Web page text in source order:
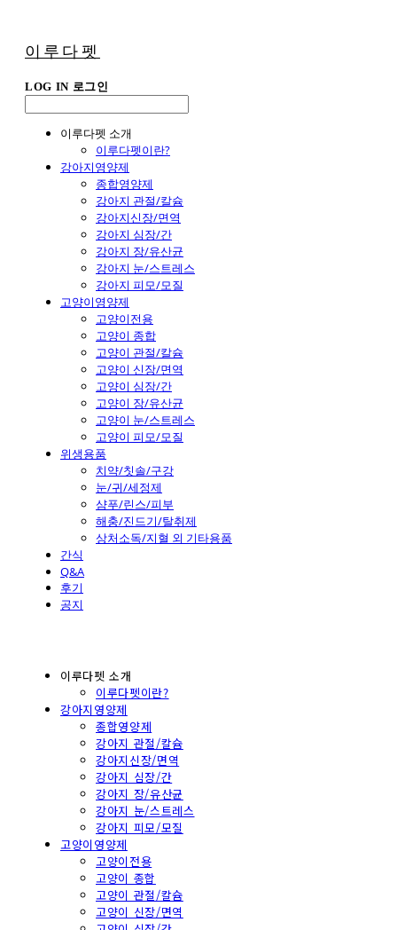
이루다펫
LOG IN 로그인
이루다펫 소개
이루다펫이란?
강아지영양제
종합영양제
강아지 관절/칼슘
강아지신장/면역
강아지 심장/간
강아지 장/유산균
강아지 눈/스트레스
강아지 피모/모질
고양이영양제
고양이전용
고양이 종합
고양이 관절/칼슘
고양이 신장/면역
고양이 심장/간
고양이 장/유산균
고양이 눈/스트레스
고양이 피모/모질
위생용품
치약/칫솔/구강
눈/귀/세정제
샴푸/린스/피부
해충/진드기/탈취제
상처소독/지혈 외 기타용품
간식
Q&A
후기
공지
이루다펫 소개
이루다펫이란?
강아지영양제
종합영양제
강아지 관절/칼슘
강아지신장/면역
강아지 심장/간
강아지 장/유산균
강아지 눈/스트레스
강아지 피모/모질
고양이영양제
고양이전용
고양이 종합
고양이 관절/칼슘
고양이 신장/면역